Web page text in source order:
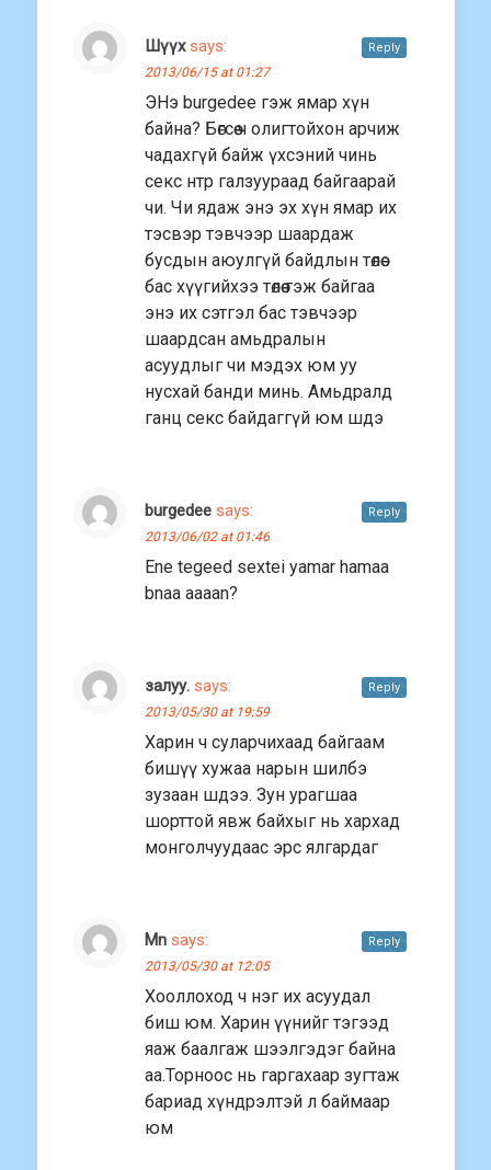
Шүүх says:
2013/06/15 at 01:27
ЭНэ burgedee гэж ямар хүн
байна? Бөгсөө ч олигтойхон арчиж
чадахгүй байж үхсэний чинь
секс нтр галзуураад байгаарай
чи. Чи ядаж энэ эх хүн ямар их
тэсвэр тэвчээр шаардаж
бусдын аюулгүй байдлын төлөө
бас хүүгийхээ төлөө гэж байгаа
энэ их сэтгэл бас тэвчээр
шаардсан амьдралын
асуудлыг чи мэдэх юм уу
нусхай банди минь. Амьдралд
ганц секс байдаггүй юм шдэ
Reply
burgedee says:
2013/06/02 at 01:46
Ene tegeed sextei yamar hamaa
bnaa aaaan?
Reply
залуу. says:
2013/05/30 at 19:59
Харин ч суларчихаад байгаам
бишүү хужаа нарын шилбэ
зузаан шдээ. Зун урагшаа
шорттой явж байхыг нь хархад
монголчуудаас эрс ялгардаг
Reply
Mn says:
2013/05/30 at 12:05
Хооллоход ч нэг их асуудал
биш юм. Харин үүнийг тэгээд
яаж баалгаж шээлгэдэг байна
аа.Торноос нь гаргахаар зугтаж
бариад хүндрэлтэй л баймаар
юм
Reply